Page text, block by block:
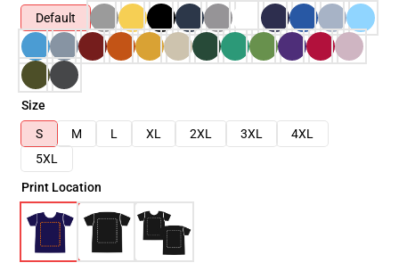
Default
Size
S
M L XL 2XL 3XL
4XL
5XL
Print Location